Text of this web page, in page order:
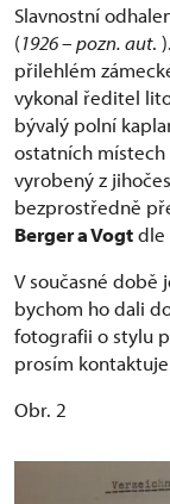
Slavnostní
(1926 – pozn. aut.
přilehlém
vykonal ředitel
bývalý polní
ostatních místech
vyrobený z
bezprostředně
Berger a Vogtdle
V současné době
bychom ho dali
fotografii o stylu
prosím
Obr. 2